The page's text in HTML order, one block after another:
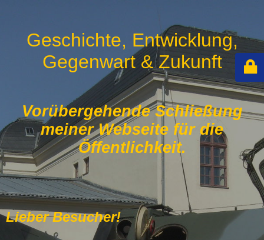
Geschichte, Entwicklung,
Gegenwart & Zukunft
Vorübergehende Schließung
meiner Webseite für die
Öffentlichkeit.
Lieber Besucher!